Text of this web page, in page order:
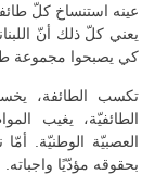
عينه استنساخ كلّ
يعني كلّ ذلك أنّ
كي يصبحوا مجموعة
تكسب الطائفة،
الطائفيّة، يغيب
العصبيّة الوطنيّة.
بحقوقه مؤدّيًا